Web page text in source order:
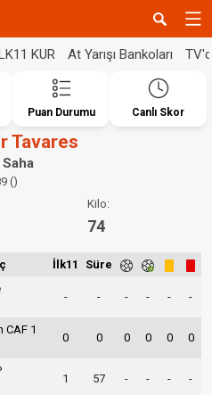
KUR At Yarışı Bankoları
Puan Durumu Canlı Skor
Tavares
()
Kilo:
74
İlk11 Süre
- - - - - -
1
0 0 0 0 0 0
1 57 - - - -